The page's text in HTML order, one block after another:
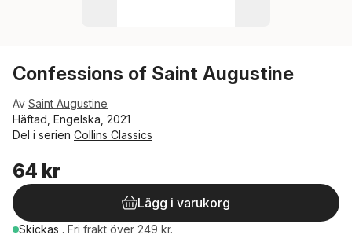
Confessions of Saint Augustine
Av Saint Augustine
Häftad, Engelska, 2021
Del i serien Collins Classics
64 kr
Lägg i varukorg
Skickas . Fri frakt över 249 kr.